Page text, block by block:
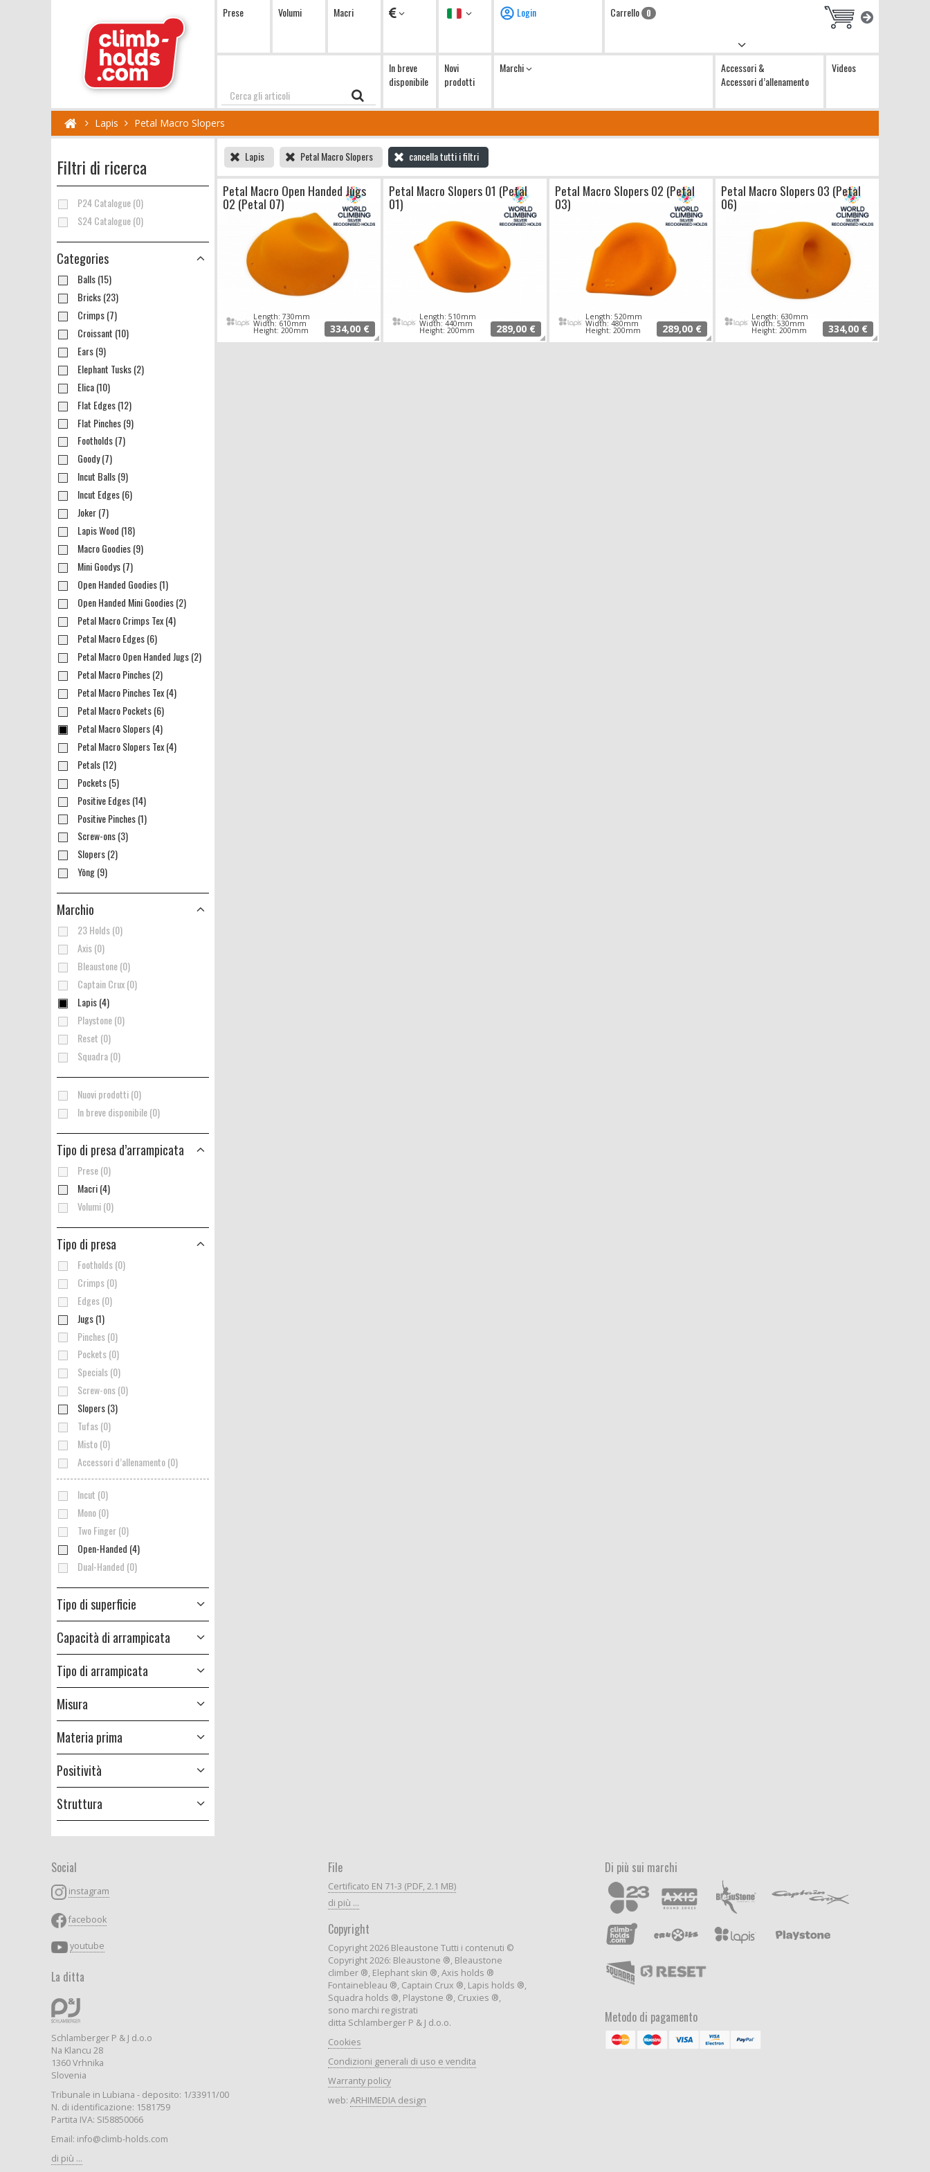
Prese Volumi Macri Valuta Lingua Login Carrello 0
Cerca
In breve
disponibile
Novi
prodotti
Marchi
Accessori &
Accessori d’allenamento
Videos
Lapis Petal Macro Slopers
Filtri di ricerca
P24 Catalogue (0)
S24 Catalogue (0)
Categories
Balls (15)
Bricks (23)
Crimps (7)
Croissant (10)
Ears (9)
Elephant Tusks (2)
Elica (10)
Flat Edges (12)
Flat Pinches (9)
Footholds (7)
Goody (7)
Incut Balls (9)
Incut Edges (6)
Joker (7)
Lapis Wood (18)
Macro Goodies (9)
Mini Goodys (7)
Open Handed Goodies (1)
Open Handed Mini Goodies (2)
Petal Macro Crimps Tex (4)
Petal Macro Edges (6)
Petal Macro Open Handed Jugs (2)
Petal Macro Pinches (2)
Petal Macro Pinches Tex (4)
Petal Macro Pockets (6)
Petal Macro Slopers (4)
Petal Macro Slopers Tex (4)
Petals (12)
Pockets (5)
Positive Edges (14)
Positive Pinches (1)
Screw-ons (3)
Slopers (2)
Yōng (9)
Marchio
23 Holds (0)
Axis (0)
Bleaustone (0)
Captain Crux (0)
Lapis (4)
Playstone (0)
Reset (0)
Squadra (0)
Nuovi prodotti (0)
In breve disponibile (0)
Tipo di presa d’arrampicata
Prese (0)
Macri (4)
Volumi (0)
Tipo di presa
Footholds (0)
Crimps (0)
Edges (0)
Jugs (1)
Pinches (0)
Pockets (0)
Specials (0)
Screw-ons (0)
Slopers (3)
Tufas (0)
Misto (0)
Accessori d’allenamento (0)
Incut (0)
Mono (0)
Two Finger (0)
Open-Handed (4)
Dual-Handed (0)
Tipo di superficie
Capacità di arrampicata
Tipo di arrampicata
Misura
Materia prima
Positività
Struttura
Lapis Petal Macro Slopers cancella tutti i filtri
Petal Macro Open Handed Jugs
02 (Petal 07)
334,00 €
Length: 730mm
Width: 610mm
Height: 200mm
Petal Macro Slopers 01 (Petal
01)
289,00 €
Length: 510mm
Width: 440mm
Height: 200mm
Petal Macro Slopers 02 (Petal
03)
289,00 €
Length: 520mm
Width: 480mm
Height: 200mm
Petal Macro Slopers 03 (Petal
06)
334,00 €
Length: 630mm
Width: 530mm
Height: 200mm
Social
instagram
facebook
youtube
La ditta
Schlamberger P & J d.o.o
Na Klancu 28
1360 Vrhnika
Slovenia
Tribunale in Lubiana - deposito: 1/33911/00
N. di identificazione: 1581759
Partita IVA: SI58850066
Email: info@climb-holds.com
di più ...
File
Certificato EN 71-3 (PDF, 2.1 MB)
di più ...
Copyright
Copyright 2026 Bleaustone Tutti i contenuti ©
Copyright 2026: Bleaustone ®, Bleaustone
climber ®, Elephant skin ®, Axis holds ®
Fontainebleau ®, Captain Crux ®, Lapis holds ®,
Squadra holds ®, Playstone ®, Cruxies ®,
sono marchi registrati
ditta Schlamberger P & J d.o.o.
Cookies
Condizioni generali di uso e vendita
Warranty policy
web: ARHIMEDIA design
Di più sui marchi
Metodo di pagamento